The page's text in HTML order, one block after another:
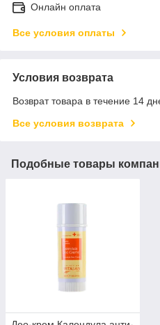
Онлайн оплата
Все условия оплаты
Условия возврата
Возврат товара в течение 14
Все условия возврата
Подобные товары